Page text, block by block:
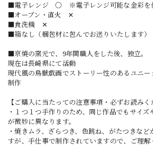
■電子レンジ 〇 ※電子レンジ可能な金彩を
■オーブン・直火 ✕
■食洗機 ✕
■箱なし（梱包材に包んでお送りいたします）
■京焼の窯元で、9年間職人をした後、独立。
現在は長崎県にて活動
現代風の鳥獣戯画でストーリー性のあるユニ
制作
【ご購入に当たっての注意事項・必ずお読みく
・１つ１つ手作りのため、同じ作品でもサイ
が微妙に異なります。
・焼きムラ、ざらつき、色跳ね、がたつきな
すが、手仕事で制作されていますので、ご理解